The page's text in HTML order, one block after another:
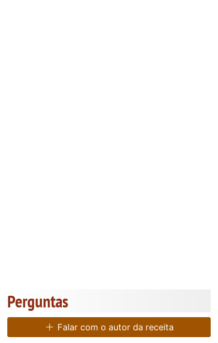
Perguntas
Falar com o autor da receita